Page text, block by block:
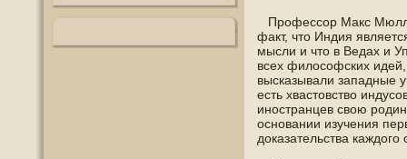
Профессор Макс
факт, что Индия
мысли и что в Ведах и
всех филοсофских
высказывали западные
есть хвастοвство
инοстранцев свою
οснοвании изучения
доказательства